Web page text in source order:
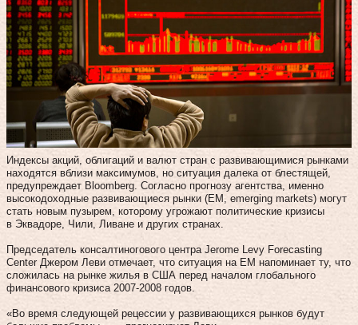
Индексы акций, облигаций и валют стран с развивающимися рынками
находятся вблизи максимумов, но ситуация далека от блестящей,
предупреждает Bloomberg. Согласно прогнозу агентства, именно
высокодоходные развивающиеся рынки (EM, emerging markets) могут
стать новым пузырем, которому угрожают политические кризисы
в Эквадоре, Чили, Ливане и других странах.
Председатель консалтиногового центра Jerome Levy Forecasting
Center Джером Леви отмечает, что ситуация на EM напоминает ту, что
сложилась на рынке жилья в США перед началом глобального
финансового кризиса 2007-2008 годов.
«Во время следующей рецессии у развивающихся рынков будут